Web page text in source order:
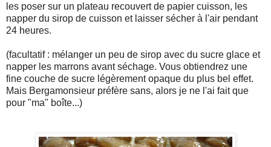
les poser sur un plateau recouvert de papier cuisson, les
napper du sirop de cuisson et laisser sécher à l'air pendant
24 heures.
(facultatif : mélanger un peu de sirop avec du sucre glace et
napper les marrons avant séchage. Vous obtiendrez une
fine couche de sucre légèrement opaque du plus bel effet.
Mais Bergamonsieur préfère sans, alors je ne l'ai fait que
pour "ma" boîte...)